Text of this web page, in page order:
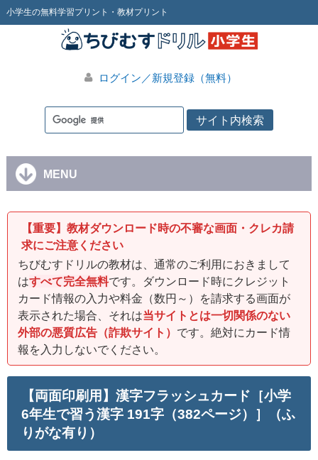
小学生の無料学習プリント・教材プリント
ログイン／新規登録（無料）
MENU
【重要】教材ダウンロード時の不審な画面・クレカ請
求にご注意ください
ちびむすドリルの教材は、通常のご利用におきまして
はすべて完全無料です。ダウンロード時にクレジット
カード情報の入力や料金（数円～）を請求する画面が
表示された場合、それは当サイトとは一切関係のない
外部の悪質広告（詐欺サイト） です。絶対にカード情
報を入力しないでください。
【両面印刷用】漢字フラッシュカード［小学
6年生で習う漢字 191字（382ページ）］（ふ
りがな有り）